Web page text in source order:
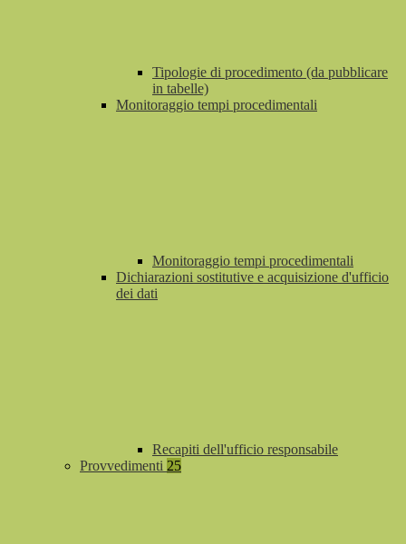
Tipologie di procedimento (da pubblicare
in tabelle)
Monitoraggio tempi procedimentali
Monitoraggio tempi procedimentali
Dichiarazioni sostitutive e acquisizione d'ufficio
dei dati
Recapiti dell'ufficio responsabile
Provvedimenti 25